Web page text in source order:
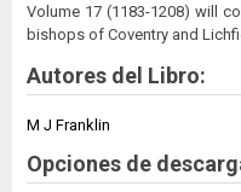
Volume 17 (1183-1208) will
bishops of Coventry and
Autores del Libro:
M J Franklin
Opciones de